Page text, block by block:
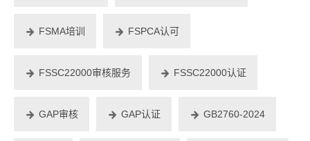
FSMA培训 FSPCA认可
FSSC22000审核服务 FSSC22000认证
GAP审核 GAP认证 GB2760-2024